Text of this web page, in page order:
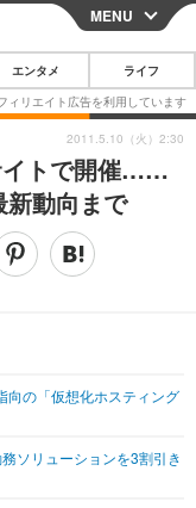
CLOSE
スマートフォン
その他
映画・ドラマ
その他
MENU
エンタメ ライフ
イトで開催……
動向まで
向の「仮想化ホスティング
ソリューションを3割引き
2011.5.10（火）2:30